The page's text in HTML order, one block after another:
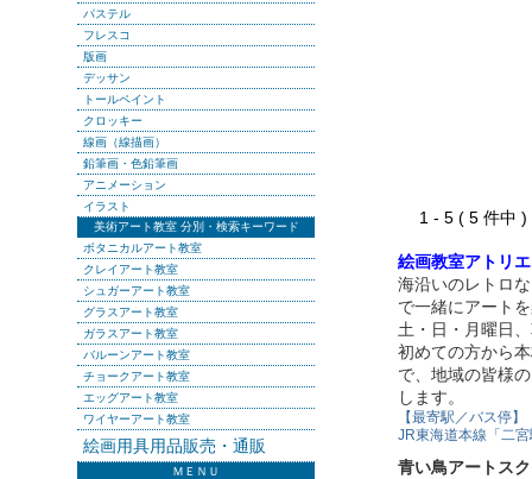
1 - 5 ( 5 件
絵画教室アトリ
海沿いのレトロ
で一緒にアート
土・日・月曜日
初めての方から
で、地域の皆様
します。
【最寄駅／バス停】
JR東海道本線「二
青い鳥アートス
パステル
フレスコ
版画
デッサン
トールペイント
クロッキー
線画（線描画）
鉛筆画・色鉛筆画
アニメーション
イラスト
美術アート教室 分別・検索キーワード
ボタニカルアート教室
クレイアート教室
シュガーアート教室
グラスアート教室
ガラスアート教室
バルーンアート教室
チョークアート教室
エッグアート教室
ワイヤーアート教室
絵画用具用品販売・通販
ＭＥＮＵ